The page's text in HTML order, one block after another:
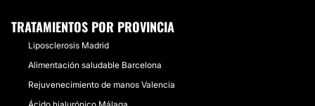
TRATAMIENTOS POR PROVINCIA
Liposclerosis Madrid
Alimentación saludable Barcelona
Rejuvenecimiento de manos Valencia